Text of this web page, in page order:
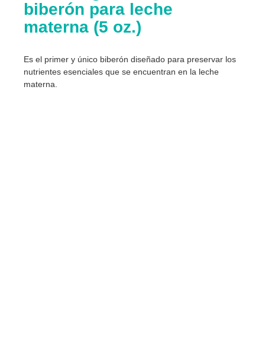
biberón para leche
materna (5 oz.)
Es el primer y único biberón diseñado para preservar los
nutrientes esenciales que se encuentran en la leche
materna.